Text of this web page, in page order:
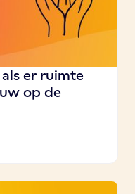
er ruimte
op de